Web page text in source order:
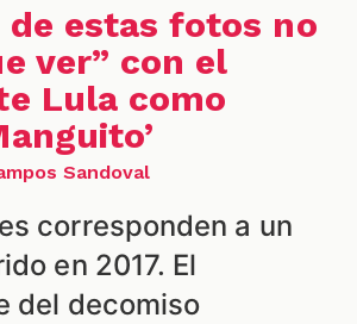
de estas fotos no
ver” con el
Lula como
Sandoval
corresponden a un
en 2017. El
del decomiso